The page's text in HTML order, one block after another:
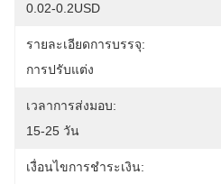
0.02-0.2USD
รายละเอียดการบรรจุ:
การปรับแต่ง
เวลาการส่งมอบ:
15-25 วัน
เงื่อนไขการชำระเงิน: